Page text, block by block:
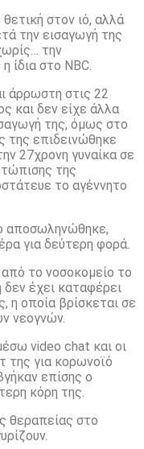
στον ιό, αλλά
την εισαγωγή της
την
ίδια στο NBC.
άρρωστη στις 22
και δεν είχε άλλα
της, όμως στο
της επιδεινώθηκε
27χρονη γυναίκα σε
της
το αγέννητο
αποσωληνώθηκε,
για δεύτερη φορά.
από το νοσοκομείο το
έχει καταφέρει
η οποία βρίσκεται σε
νεογνών.
video chat και οι
της για κορωνοϊό
επίσης ο
κόρη της.
θεραπείας στο